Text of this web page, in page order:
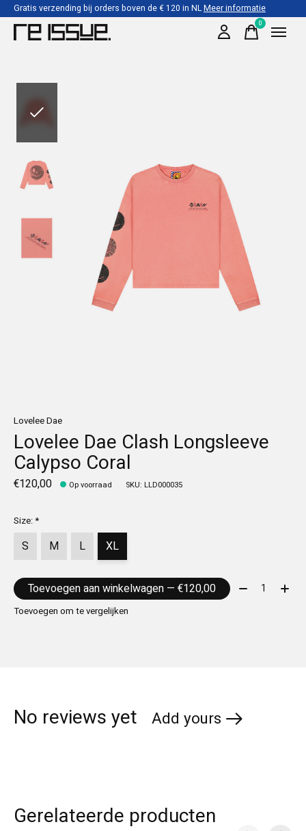
Gratis verzending bij orders boven de € 120 in NLMeer informatie
0items
Lovelee Dae
Lovelee Dae Clash Longsleeve
Calypso Coral
€120,00 Op voorraad SKU: LLD000035
Size:*
S M L XL
Toevoegen aan winkelwagen — €120,00 Aantal:
Toevoegen om te vergelijken
No reviews yet Add yours
Gerelateerde producten